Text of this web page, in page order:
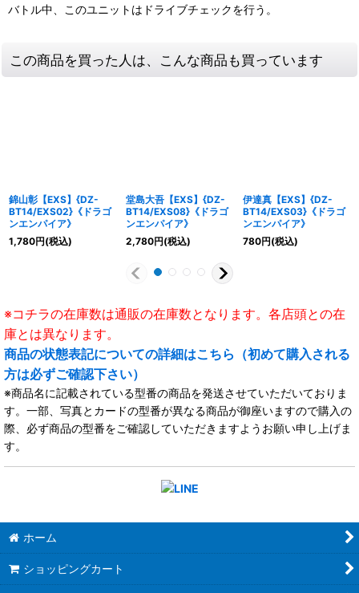
バトル中、このユニットはドライブチェックを行う。
この商品を買った人は、こんな商品も買っています
錦山彰【EXS】{DZ-
BT14/EXS02}《ドラゴ
ンエンパイア》
1,780円(税込)
堂島大吾【EXS】{DZ-
BT14/EXS08}《ドラゴ
ンエンパイア》
2,780円(税込)
伊達真【EXS】{DZ-
BT14/EXS03}《ドラゴ
ンエンパイア》
780円(税込)
※コチラの在庫数は通販の在庫数となります。各店頭との在
庫とは異なります。
商品の状態表記についての詳細はこちら（初めて購入される
方は必ずご確認下さい）
※商品名に記載されている型番の商品を発送させていただいておりま
す。一部、写真とカードの型番が異なる商品が御座いますので購入の
際、必ず商品の型番をご確認していただきますようお願い申し上げま
す。
ホーム
ショッピングカート